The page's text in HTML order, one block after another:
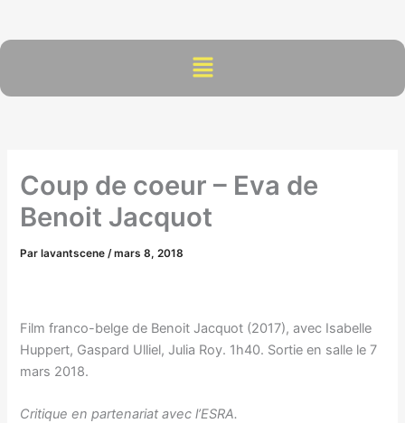
contenu
Menu
Coup de coeur – Eva de
Benoit Jacquot
Parlavantscene /mars 8, 2018
Film franco-belge de Benoit Jacquot (2017), avec Isabelle
Huppert, Gaspard Ulliel, Julia Roy. 1h40. Sortie en salle le 7
mars 2018.
Critique en partenariat avec l’ESRA.